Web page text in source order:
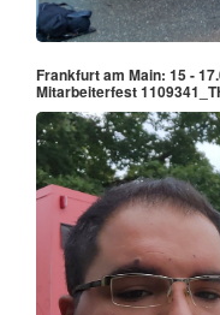
Frankfurt am Main: 15 -
Mitarbeiterfest